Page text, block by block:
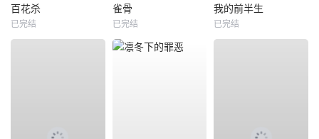
百花杀
已完结
雀骨
已完结
我的前半生
已完结